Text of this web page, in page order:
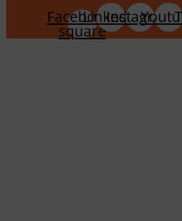
Facebook-
square
Linkedin
Instagram